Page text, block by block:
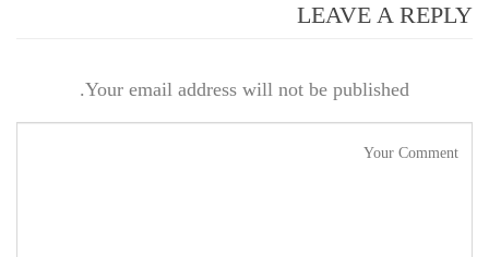
LEAVE A REPLY
Your email address will not be published.